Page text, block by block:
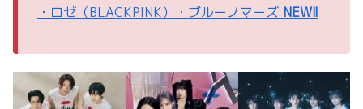
・ロゼ（BLACKPINK）・ブルーノマーズ NEW!!